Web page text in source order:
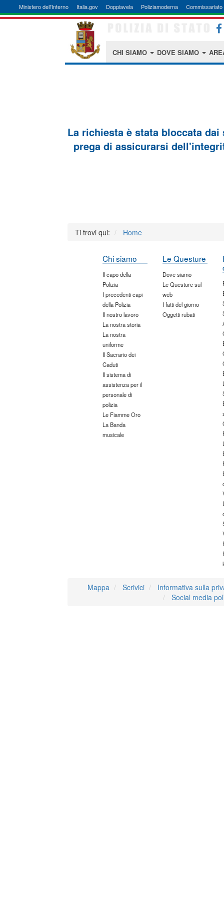
Ministero dell'Interno Italia.gov Doppiavela Poliziamoderna Commissariato
CHI SIAMO DOVE SIAMO
La richiesta è stata bloccata
prega di assicurarsi
Ti trovi qui: Home
Chi siamo
Il capo della
Polizia
I precedenti capi
della Polizia
Il nostro lavoro
La nostra storia
La nostra
uniforme
Il Sacrario dei
Caduti
Il sistema di
assistenza per il
personale di
polizia
Le Fiamme Oro
La Banda
musicale
Le Questure
Dove siamo
Le Questure sul
web
I fatti del giorno
Oggetti rubati
Mappa Scrivici
Informativa sulla
Social media